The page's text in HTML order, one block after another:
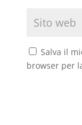
Salva il
browser per